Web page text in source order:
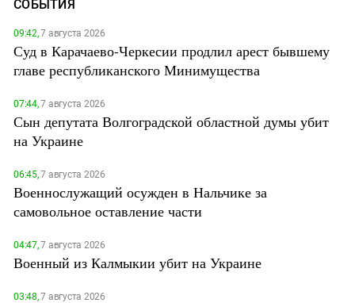
СОБЫТИЯ
09:42,7 августа 2026
Суд в Карачаево-Черкесии продлил арест бывшему
главе республиканского Минимущества
07:44,7 августа 2026
Сын депутата Волгоградской областной думы убит
на Украине
06:45,7 августа 2026
Военнослужащий осужден в Нальчике за
самовольное оставление части
04:47,7 августа 2026
Военный из Калмыкии убит на Украине
03:48,7 августа 2026